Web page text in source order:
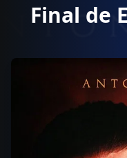
Final de